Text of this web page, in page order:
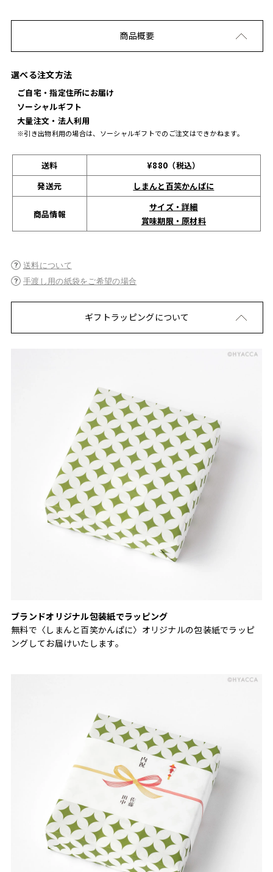
商品概要
選べる注文方法
ご自宅・指定住所にお届け
ソーシャルギフト
大量注文・法人利用
※引き出物利用の場合は、ソーシャルギフトでのご注文はできかねます。
送料
¥880（税込）
発送元
しまんと百笑かんぱに
商品情報
サイズ・詳細
賞味期限・原材料
送料について
手渡し用の紙袋をご希望の場合
ギフトラッピングについて
ブランドオリジナル包装紙でラッピング
無料で〈しまんと百笑かんぱに〉オリジナルの包装紙でラッピ
ングしてお届けいたします。